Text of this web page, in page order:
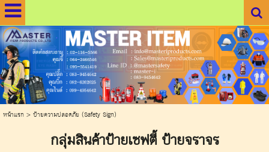
.
.
หน้าแรก> ป้ายความปลอดภัย (Safety Sign)
กลุ่มสินค้าป้ายเซฟตี้ ป้ายจราจร